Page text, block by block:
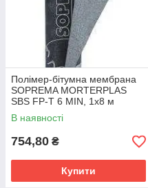
Полімер-бітумна мембрана
SOPREMA MORTERPLAS
SBS FP-T 6 MIN, 1x8 м
В наявності
754,80 ₴
Купити